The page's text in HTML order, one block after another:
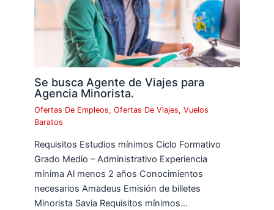
Se busca Agente de Viajes para
Agencia Minorista.
Ofertas De Empleos,Ofertas De Viajes,Vuelos
Baratos
Requisitos Estudios mínimos Ciclo Formativo
Grado Medio – Administrativo Experiencia
mínima Al menos 2 años Conocimientos
necesarios Amadeus Emisión de billetes
Minorista Savia Requisitos mínimos…